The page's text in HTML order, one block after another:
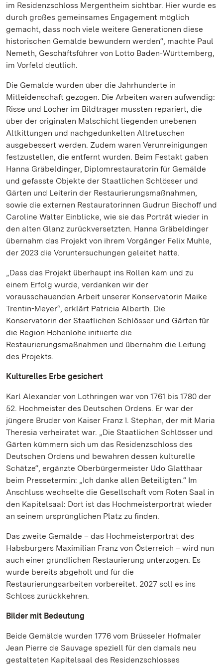
im Residenzschloss Mergentheim sichtbar. Hier wurde es
durch großes gemeinsames Engagement möglich
gemacht, dass noch viele weitere Generationen diese
historischen Gemälde bewundern werden“, machte Paul
Nemeth, Geschäftsführer von Lotto Baden-Württemberg,
im Vorfeld deutlich.
Die Gemälde wurden über die Jahrhunderte in
Mitleidenschaft gezogen. Die Arbeiten waren aufwendig:
Risse und Löcher im Bildträger mussten repariert, die
über der originalen Malschicht liegenden unebenen
Altkittungen und nachgedunkelten Altretuschen
ausgebessert werden. Zudem waren Verunreinigungen
festzustellen, die entfernt wurden. Beim Festakt gaben
Hanna Gräbeldinger, Diplomrestauratorin für Gemälde
und gefasste Objekte der Staatlichen Schlösser und
Gärten und Leiterin der Restaurierungsmaßnahmen,
sowie die externen Restauratorinnen Gudrun Bischoff und
Caroline Walter Einblicke, wie sie das Porträt wieder in
den alten Glanz zurückversetzten. Hanna Gräbeldinger
übernahm das Projekt von ihrem Vorgänger Felix Muhle,
der 2023 die Voruntersuchungen geleitet hatte.
„Dass das Projekt überhaupt ins Rollen kam und zu
einem Erfolg wurde, verdanken wir der
vorausschauenden Arbeit unserer Konservatorin Maike
Trentin-Meyer“, erklärt Patricia Alberth. Die
Konservatorin der Staatlichen Schlösser und Gärten für
die Region Hohenlohe initiierte die
Restaurierungsmaßnahmen und übernahm die Leitung
des Projekts.
Kulturelles Erbe gesichert
Karl Alexander von Lothringen war von 1761 bis 1780 der
52. Hochmeister des Deutschen Ordens. Er war der
jüngere Bruder von Kaiser Franz I. Stephan, der mit Maria
Theresia verheiratet war. „Die Staatlichen Schlösser und
Gärten kümmern sich um das Residenzschloss des
Deutschen Ordens und bewahren dessen kulturelle
Schätze“, ergänzte Oberbürgermeister Udo Glatthaar
beim Pressetermin: „Ich danke allen Beteiligten.“ Im
Anschluss wechselte die Gesellschaft vom Roten Saal in
den Kapitelsaal: Dort ist das Hochmeisterporträt wieder
an seinem ursprünglichen Platz zu finden.
Das zweite Gemälde – das Hochmeisterporträt des
Habsburgers Maximilian Franz von Österreich – wird nun
auch einer gründlichen Restaurierung unterzogen. Es
wurde bereits abgeholt und für die
Restaurierungsarbeiten vorbereitet. 2027 soll es ins
Schloss zurückkehren.
Bilder mit Bedeutung
Beide Gemälde wurden 1776 vom Brüsseler Hofmaler
Jean Pierre de Sauvage speziell für den damals neu
gestalteten Kapitelsaal des Residenzschlosses